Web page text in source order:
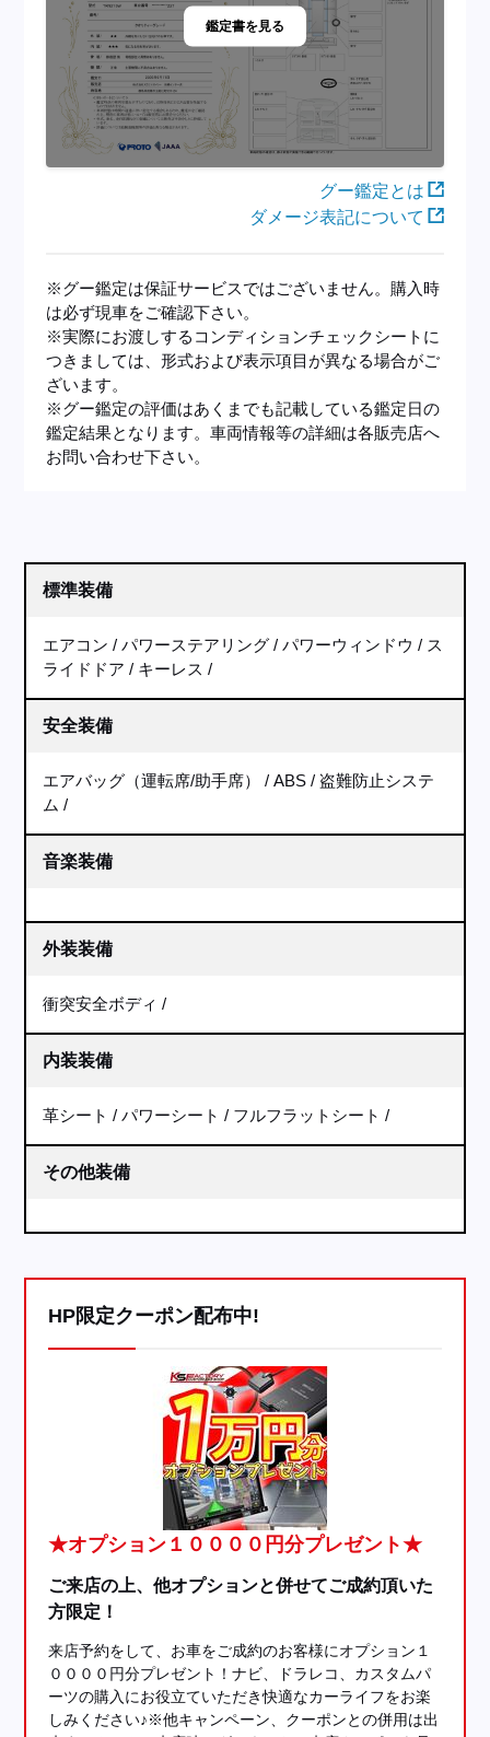
鑑定書を見る
グー鑑定とは
ダメージ表記について
※グー鑑定は保証サービスではございません。購入時
は必ず現車をご確認下さい。
※実際にお渡しするコンディションチェックシートに
つきましては、形式および表示項目が異なる場合がご
ざいます。
※グー鑑定の評価はあくまでも記載している鑑定日の
鑑定結果となります。車両情報等の詳細は各販売店へ
お問い合わせ下さい。
標準装備
エアコン パワーステアリング パワーウィンドウ
ス
ライドドア
キーレス
安全装備
エアバッグ（運転席/助手席） ABS
盗難防止システ
ム
音楽装備
外装装備
衝突安全ボディ
内装装備
革シート パワーシート フルフラットシート
その他装備
HP限定クーポン配布中!
★オプション１００００円分プレゼント★
ご来店の上、他オプションと併せてご成約頂いた
方限定！
来店予約をして、お車をご成約のお客様にオプション１
００００円分プレゼント！ナビ、ドラレコ、カスタムパ
ーツの購入にお役立ていただき快適なカーライフをお楽
しみください♪※他キャンペーン、クーポンとの併用は出